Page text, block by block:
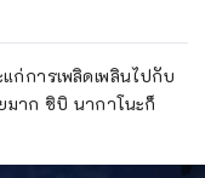
ก่การเพลิดเพลินไปกับ
าก ชิบิ นากาโนะก็